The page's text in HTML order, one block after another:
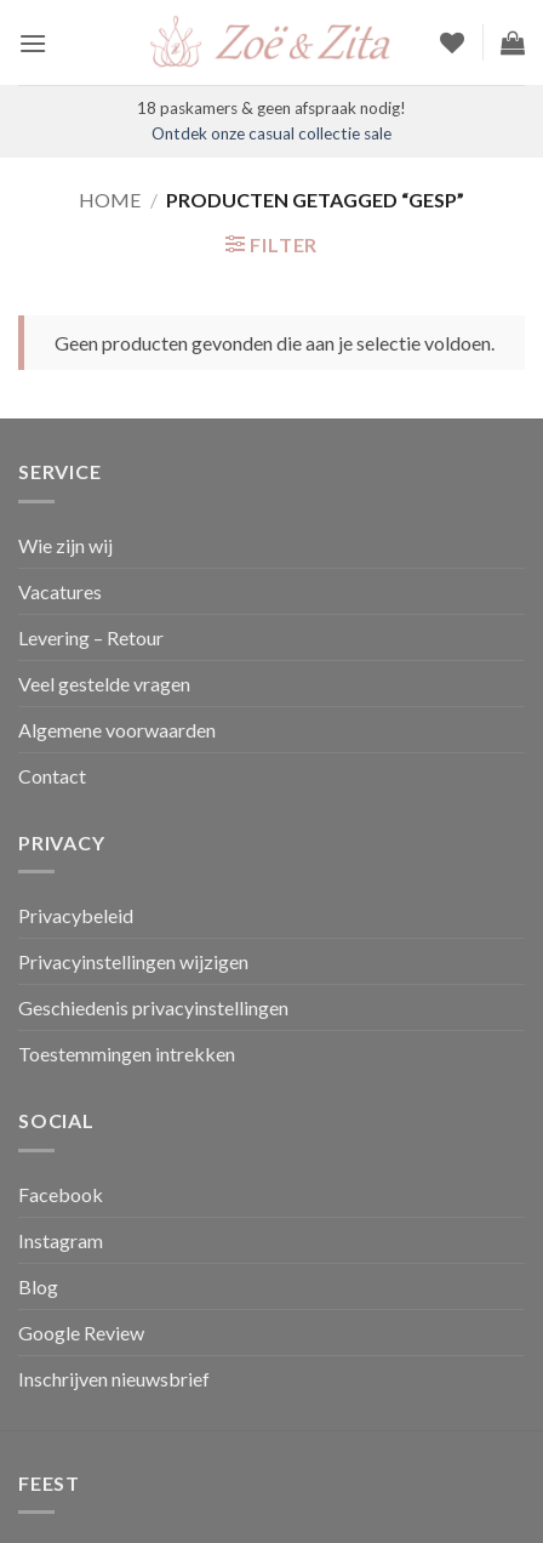
naar
18 paskamers & geen afspraak nodig!
Ontdek onze casual collectie sale
HOME / PRODUCTEN GETAGGED “GESP”
FILTER
Geen producten gevonden die aan je selectie voldoen.
SERVICE
Wie zijn wij
Vacatures
Levering – Retour
Veel gestelde vragen
Algemene voorwaarden
Contact
PRIVACY
Privacybeleid
Privacyinstellingen wijzigen
Geschiedenis privacyinstellingen
Toestemmingen intrekken
SOCIAL
Facebook
Instagram
Blog
Google Review
Inschrijven nieuwsbrief
FEEST